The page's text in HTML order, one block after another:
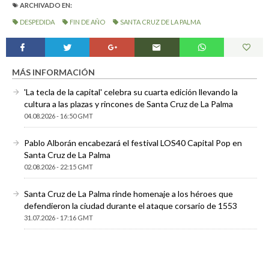
ARCHIVADO EN:
DESPEDIDA FIN DE AÑO SANTA CRUZ DE LA PALMA
MÁS INFORMACIÓN
'La tecla de la capital' celebra su cuarta edición llevando la
cultura a las plazas y rincones de Santa Cruz de La Palma
04.08.2026 - 16:50 GMT
Pablo Alborán encabezará el festival LOS40 Capital Pop en
Santa Cruz de La Palma
02.08.2026 - 22:15 GMT
Santa Cruz de La Palma rinde homenaje a los héroes que
defendieron la ciudad durante el ataque corsario de 1553
31.07.2026 - 17:16 GMT